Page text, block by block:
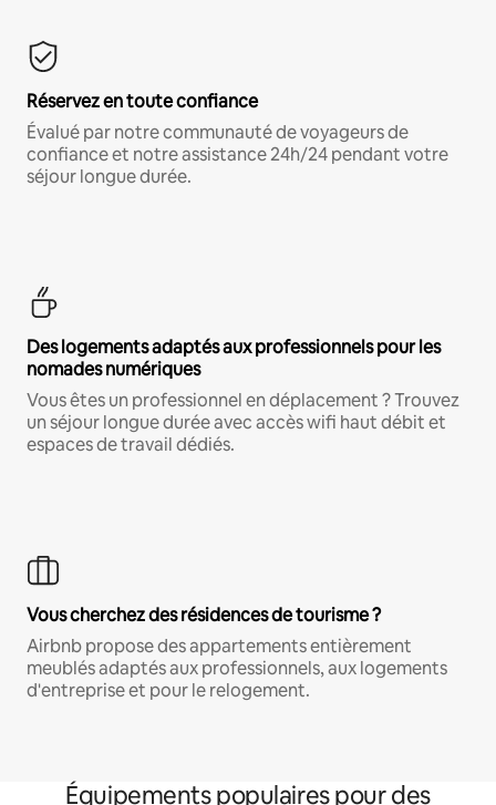
Réservez en toute confiance
Évalué par notre communauté de voyageurs de
confiance et notre assistance 24h/24 pendant votre
séjour longue durée.
Des logements adaptés aux professionnels pour les
nomades numériques
Vous êtes un professionnel en déplacement ? Trouvez
un séjour longue durée avec accès wifi haut débit et
espaces de travail dédiés.
Vous cherchez des résidences de tourisme ?
Airbnb propose des appartements entièrement
meublés adaptés aux professionnels, aux logements
d'entreprise et pour le relogement.
Équipements populaires pour des